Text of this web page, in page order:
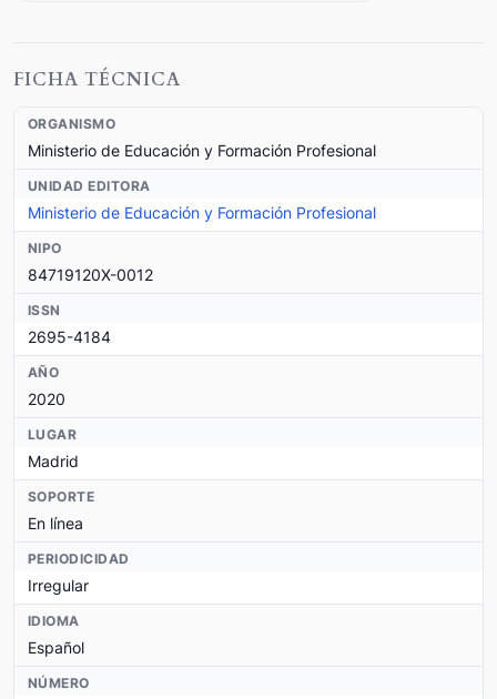
FICHA TÉCNICA
ORGANISMO
Ministerio de Educación y Formación Profesional
UNIDAD EDITORA
Ministerio de Educación y Formación Profesional
NIPO
84719120X-0012
ISSN
2695-4184
AÑO
2020
LUGAR
Madrid
SOPORTE
En línea
PERIODICIDAD
Irregular
IDIOMA
Español
NÚMERO